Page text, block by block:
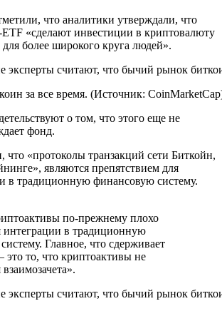
что аналитики утверждали, что
«сделают инвестиции в криптовалюту
более широкого круга людей».
за все время. (Источник:
о том, что этого еще не
фонд.
что «протоколы транзакций сети Биткойн,
являются препятствием для
в традиционную финансовую систему.
по-прежнему плохо
интеграции в традиционную
Главное, что сдерживает
это то, что криптоактивы не